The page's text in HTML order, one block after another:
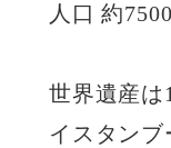
人口 約
世界遺産は
イスタン